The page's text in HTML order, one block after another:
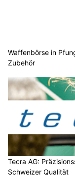
Waffenbörse in
Zubehör
Tecra AG:
Schweizer Qualität